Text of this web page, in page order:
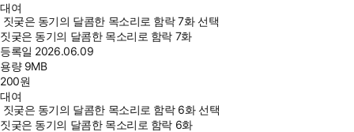
대여
짓궂은 동기의 달콤한 목소리로 함락 7화 선택
짓궂은 동기의 달콤한 목소리로 함락 7화
등록일 2026.06.09
용량 9MB
200원
대여
짓궂은 동기의 달콤한 목소리로 함락 6화 선택
짓궂은 동기의 달콤한 목소리로 함락 6화